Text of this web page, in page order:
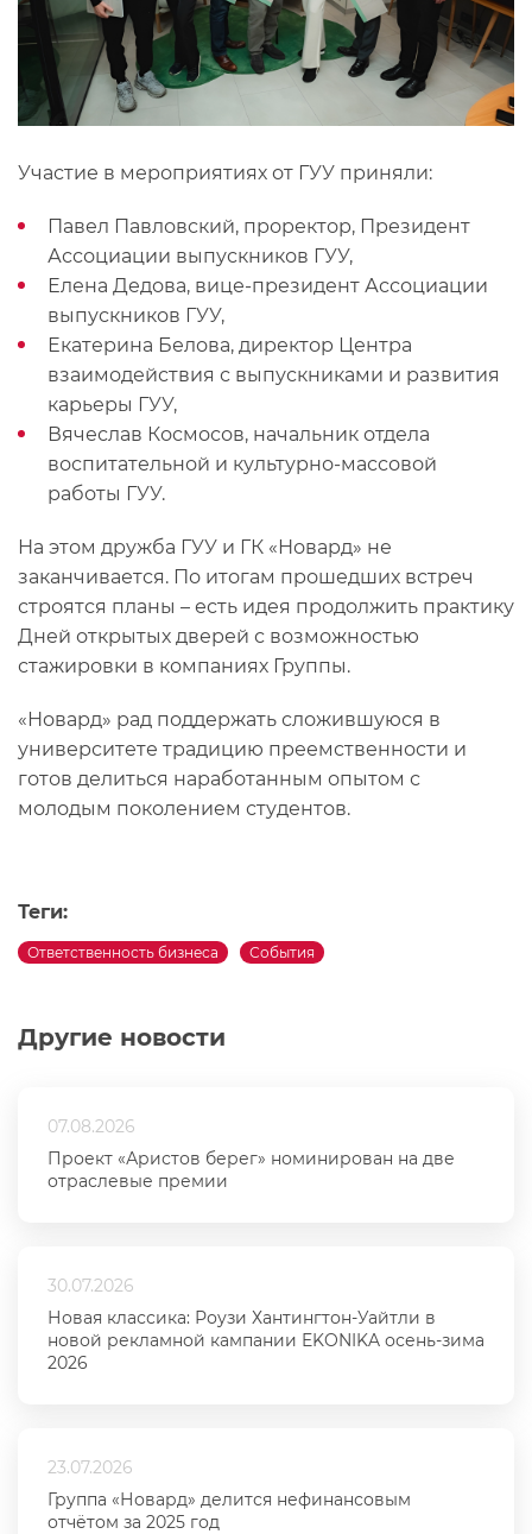
Другие новости
07.08.2026
Проект «Аристов берег» номинирован на две
отраслевые премии
30.07.2026
Новая классика: Роузи Хантингтон-Уайтли в
новой рекламной кампании EKONIKA осень-зима
2026
23.07.2026
Группа «Новард» делится нефинансовым
отчётом за 2025 год
Участие в мероприятиях от ГУУ приняли:
Павел Павловский, проректор, Президент
Ассоциации выпускников ГУУ,
Елена Дедова, вице-президент Ассоциации
выпускников ГУУ,
Екатерина Белова, директор Центра
взаимодействия с выпускниками и развития
карьеры ГУУ,
Вячеслав Космосов, начальник отдела
воспитательной и культурно-массовой
работы ГУУ.
На этом дружба ГУУ и ГК «Новард» не
заканчивается. По итогам прошедших встреч
строятся планы – есть идея продолжить практику
Дней открытых дверей с возможностью
стажировки в компаниях Группы.
«Новард» рад поддержать сложившуюся в
университете традицию преемственности и
готов делиться наработанным опытом с
молодым поколением студентов.
Теги:
Ответственность бизнеса События